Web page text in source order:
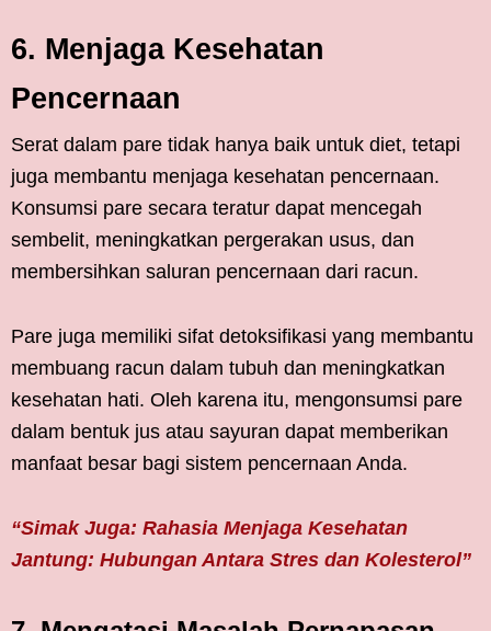
6. Menjaga Kesehatan
Pencernaan
Serat dalam pare tidak hanya baik untuk diet, tetapi
juga membantu menjaga kesehatan pencernaan.
Konsumsi pare secara teratur dapat mencegah
sembelit, meningkatkan pergerakan usus, dan
membersihkan saluran pencernaan dari racun.
Pare juga memiliki sifat detoksifikasi yang membantu
membuang racun dalam tubuh dan meningkatkan
kesehatan hati. Oleh karena itu, mengonsumsi pare
dalam bentuk jus atau sayuran dapat memberikan
manfaat besar bagi sistem pencernaan Anda.
“Simak Juga: Rahasia Menjaga Kesehatan
Jantung: Hubungan Antara Stres dan Kolesterol”